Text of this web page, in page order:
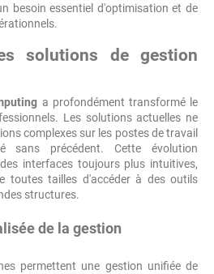
besoin essentiel d'optimisation et de
solutions de gestion
a profondément transformé le
Les solutions actuelles ne
complexes sur les postes de travail
sans précédent. Cette évolution
interfaces toujours plus intuitives,
toutes tailles d'accéder à des outils
structures.
de la gestion
permettent une gestion unifiée de